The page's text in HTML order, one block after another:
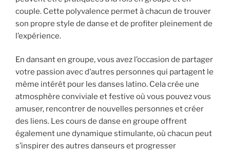
couple. Cette polyvalence permet à chacun de trouver
son propre style de danse et de profiter pleinement de
l’expérience.
En dansant en groupe, vous avez l’occasion de partager
votre passion avec d’autres personnes qui partagent le
même intérêt pour les danses latino. Cela crée une
atmosphère conviviale et festive où vous pouvez vous
amuser, rencontrer de nouvelles personnes et créer
des liens. Les cours de danse en groupe offrent
également une dynamique stimulante, où chacun peut
s’inspirer des autres danseurs et progresser